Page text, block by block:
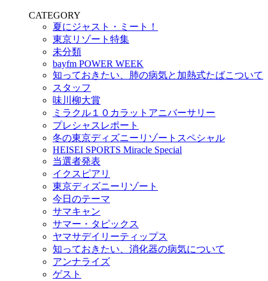
CATEGORY
夏にジャスト・ミート！
東京リゾート特集
未分類
bayfm POWER WEEK
知っておきたい、肺の病気と加熱式たばこついて
スタッフ
味川柳大賞
ミラクル１０カラットアニバーサリー
プレシャスレポート
冬の東京ディズニーリゾートスペシャル
HEISEI SPORTS Miracle Special
当選者発表
イクスピアリ
東京ディズニーリゾート
今日のテーマ
サマキャン
サマー・タピックス
ヤマサデイリーティップス
知っておきたい、消化器の病気について
アンナライズ
ゲスト